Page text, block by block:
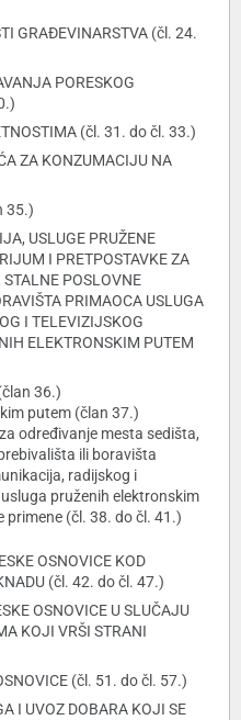
GRAĐEVINARSTVA (čl. 24.
PORESKOG
(čl. 31. do čl. 33.)
ZA KONZUMACIJU NA
35.)
USLUGE PRUŽENE
I PRETPOSTAVKE ZA
POSLOVNE
PRIMAOCA USLUGA
I TELEVIZIJSKOG
ELEKTRONSKIM PUTEM
36.)
putem (član 37.)
određivanje mesta sedišta,
ili boravišta
radijskog i
pruženih elektronskim
primene (čl. 38. do čl. 41.)
OSNOVICE KOD
(čl. 42. do čl. 47.)
OSNOVICE U SLUČAJU
KOJI VRŠI STRANI
(čl. 51. do čl. 57.)
I UVOZ DOBARA KOJI SE